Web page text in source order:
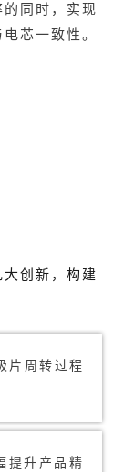
同时，实现
芯一致性。
创新，构建
片周转过程
提升产品精